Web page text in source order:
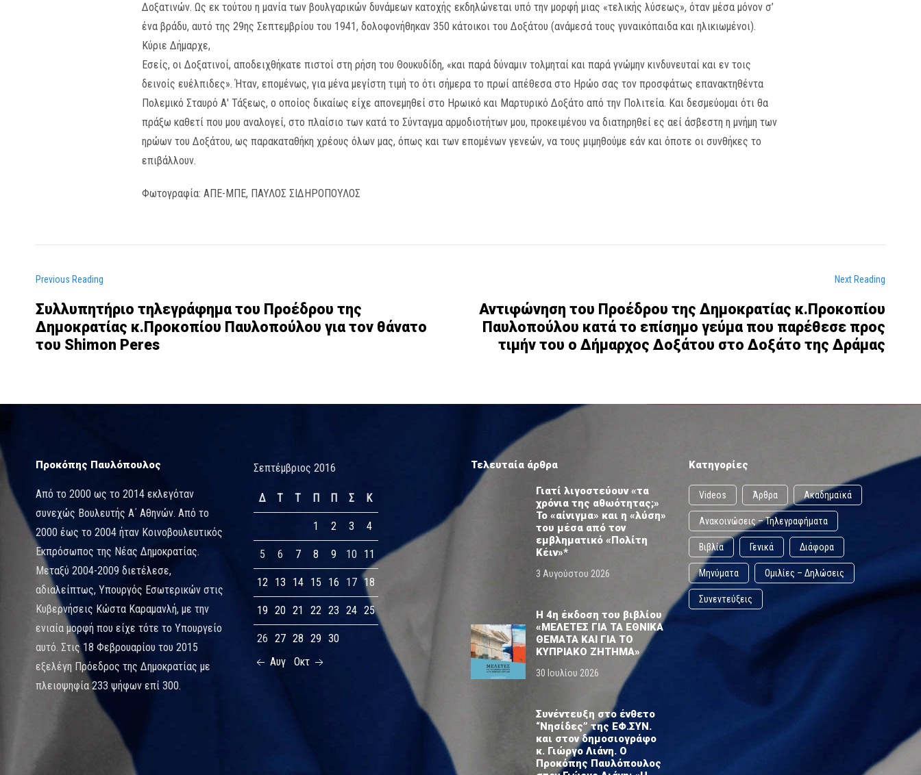
Δοξατινών. Ως εκ τούτου η μανία των βουλγαρικών δυνάμεων κατοχής εκδηλώνεται υπό την μορφή μιας «τελικής λύσεως», όταν μέσα μόνον σ’
ένα βράδυ, αυτό της 29ης Σεπτεμβρίου του 1941, δολοφονήθηκαν 350 κάτοικοι του Δοξάτου (ανάμεσά τους γυναικόπαιδα και ηλικιωμένοι).
Κύριε Δήμαρχε,
Εσείς, οι Δοξατινοί, αποδειχθήκατε πιστοί στη ρήση του Θουκυδίδη, «και παρά δύναμιν τολμηταί και παρά γνώμην κινδυνευταί και εν τοις
δεινοίς ευέλπιδες». Ήταν, επομένως, για μένα μεγίστη τιμή το ότι σήμερα το πρωί απέθεσα στο Ηρώο σας τον προσφάτως επανακτηθέντα
Πολεμικό Σταυρό Α′ Τάξεως, ο οποίος δικαίως είχε απονεμηθεί στο Ηρωικό και Μαρτυρικό Δοξάτο από την Πολιτεία. Και δεσμεύομαι ότι θα
πράξω καθετί που μου αναλογεί, στο πλαίσιο των κατά το Σύνταγμα αρμοδιοτήτων μου, προκειμένου να διατηρηθεί ες αεί άσβεστη η μνήμη των
ηρώων του Δοξάτου, ως παρακαταθήκη χρέους όλων μας, όπως και των επομένων γενεών, να τους μιμηθούμε εάν και όποτε οι συνθήκες το
επιβάλλουν.
Φωτογραφία: ΑΠΕ-ΜΠΕ, ΠΑΥΛΟΣ ΣΙΔΗΡΟΠΟΥΛΟΣ
Previous Reading
Συλλυπητήριο τηλεγράφημα του Προέδρου της
Δημοκρατίας κ.Προκοπίου Παυλοπούλου για τον θάνατο
του Shimon Peres
Next Reading
Αντιφώνηση του Προέδρου της Δημοκρατίας κ.Προκοπίου
Παυλοπούλου κατά το επίσημο γεύμα που παρέθεσε προς
τιμήν του ο Δήμαρχος Δοξάτου στο Δοξάτο της Δράμας
Προκόπης Παυλόπουλος
Από το 2000 ως το 2014 εκλεγόταν
συνεχώς Βουλευτής Α΄ Αθηνών. Από το
2000 έως το 2004 ήταν Κοινοβουλευτικός
Εκπρόσωπος της Νέας Δημοκρατίας.
Μεταξύ 2004-2009 διετέλεσε,
αδιαλείπτως, Υπουργός Εσωτερικών στις
Κυβερνήσεις Κώστα Καραμανλή, με την
ενιαία μορφή που είχε τότε το Υπουργείο
αυτό. Στις 18 Φεβρουαρίου του 2015
εξελέγη Πρόεδρος της Δημοκρατίας με
πλειοψηφία 233 ψήφων επί 300.
Σεπτέμβριος 2016
Δ Τ Τ Π Π Σ Κ
1 2 3 4
5 6 7 8 9 10 11
12 13 14 15 16 17 18
19 20 21 22 23 24 25
26 27 28 29 30
Αυγ
Οκτ
Τελευταία άρθρα
Γιατί λιγοστεύουν «τα
χρόνια της αθωότητας;»
Το «αίνιγμα» και η «λύση»
του μέσα από τον
εμβληματικό «Πολίτη
Κέιν»*
3 Αυγούστου 2026
Η 4η έκδοση του βιβλίου
«ΜΕΛΕΤΕΣ ΓΙΑ ΤΑ ΕΘΝΙΚΑ
ΘΕΜΑΤΑ ΚΑΙ ΓΙΑ ΤΟ
ΚΥΠΡΙΑΚΟ ΖΗΤΗΜΑ»
30 Ιουλίου 2026
Συνέντευξη στο ένθετο
“Νησίδες” της ΕΦ.ΣΥΝ.
και στον δημοσιογράφο
κ. Γιώργο Λιάνη. Ο
Προκόπης Παυλόπουλος
Κατηγορίες
Videos Άρθρα Ακαδημαϊκά
Ανακοινώσεις – Τηλεγραφήματα
Βιβλία Γενικά Διάφορα
Μηνύματα Ομιλίες – Δηλώσεις
Συνεντεύξεις